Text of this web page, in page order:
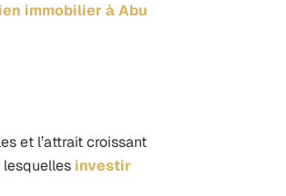
immobilier à Abu
et l’attrait croissant
investir